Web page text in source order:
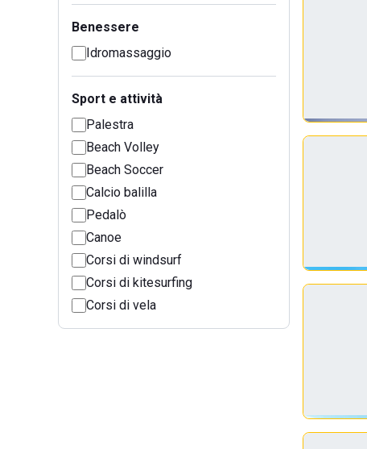
Benessere
Idromassaggio
Sport e attività
Palestra
Beach Volley
Beach Soccer
Calcio balilla
Pedalò
Canoe
Corsi di windsurf
Corsi di kitesurfing
Corsi di vela